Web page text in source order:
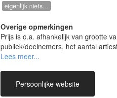
eigenlijk niets...
Overige opmerkingen
Prijs is o.a. afhankelijk van grootte
publiek/deelnemers, het aantal
mee te nemen installatie..
Persoonlijke website